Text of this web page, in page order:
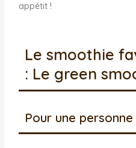
appétit !
Le smoothie
: Le green
Pour une personne